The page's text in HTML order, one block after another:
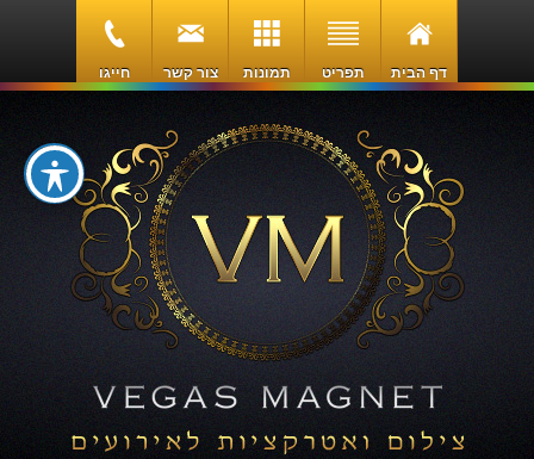
דף הבית תפריט תמונות צור קשר חייגו